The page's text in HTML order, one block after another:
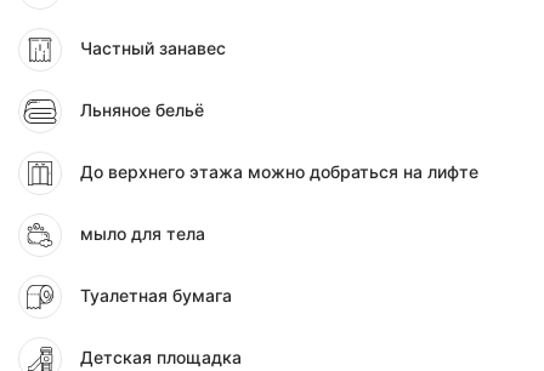
Частный занавес
Льняное бельё
До верхнего этажа можно добраться на лифте
мыло для тела
Туалетная бумага
Детская площадка